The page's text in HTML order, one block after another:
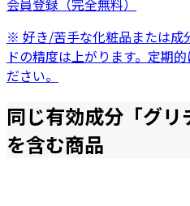
会員登録（完全無料）
※ 好き/苦手な化粧品または成
ドの精度は上がります。定期
ださい。
同じ有効成分「グリ
を含む商品